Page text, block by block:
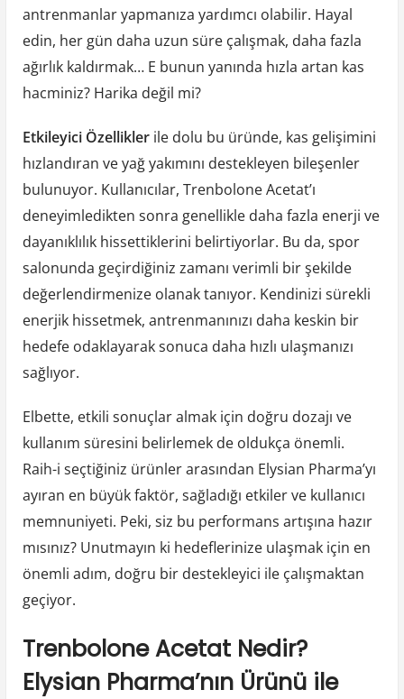
antrenmanlar yapmanıza yardımcı olabilir. Hayal
edin, her gün daha uzun süre çalışmak, daha fazla
ağırlık kaldırmak… E bunun yanında hızla artan kas
hacminiz? Harika değil mi?
Etkileyici Özelliklerile dolu bu üründe, kas gelişimini
hızlandıran ve yağ yakımını destekleyen bileşenler
bulunuyor. Kullanıcılar, Trenbolone Acetat’ı
deneyimledikten sonra genellikle daha fazla enerji ve
dayanıklılık hissettiklerini belirtiyorlar. Bu da, spor
salonunda geçirdiğiniz zamanı verimli bir şekilde
değerlendirmenize olanak tanıyor. Kendinizi sürekli
enerjik hissetmek, antrenmanınızı daha keskin bir
hedefe odaklayarak sonuca daha hızlı ulaşmanızı
sağlıyor.
Elbette, etkili sonuçlar almak için doğru dozajı ve
kullanım süresini belirlemek de oldukça önemli.
Raih-i seçtiğiniz ürünler arasından Elysian Pharma’yı
ayıran en büyük faktör, sağladığı etkiler ve kullanıcı
memnuniyeti. Peki, siz bu performans artışına hazır
mısınız? Unutmayın ki hedeflerinize ulaşmak için en
önemli adım, doğru bir destekleyici ile çalışmaktan
geçiyor.
Trenbolone Acetat Nedir?
Elysian Pharma’nın Ürünü ile